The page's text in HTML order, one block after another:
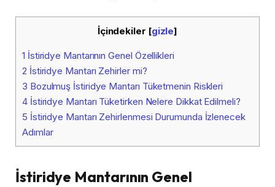
İçindekiler [gizle]
1 İstiridye Mantarının Genel Özellikleri
2 İstiridye Mantarı Zehirler mi?
3 Bozulmuş İstiridye Mantarı Tüketmenin Riskleri
4İstiridye Mantarı Tüketirken Nelere Dikkat Edilmeli?
5 İstiridye Mantarı Zehirlenmesi Durumunda İzlenecek
Adımlar
İstiridye Mantarının Genel